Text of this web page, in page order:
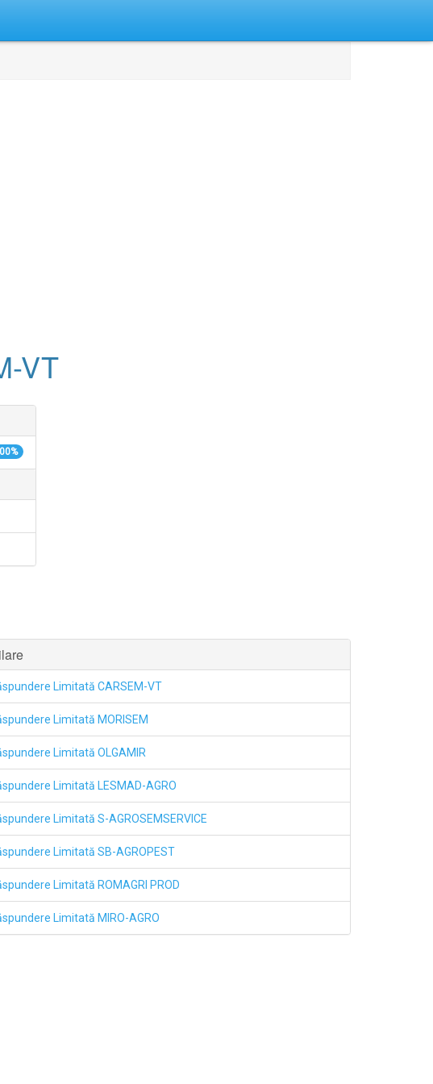
VT
Limitată CARSEM-VT
Limitată MORISEM
Limitată OLGAMIR
Limitată LESMAD-AGRO
Limitată S-AGROSEMSERVICE
Limitată SB-AGROPEST
Limitată ROMAGRI PROD
Limitată MIRO-AGRO